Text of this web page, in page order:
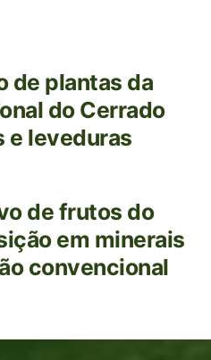
de frutos do
em minerais
convencional
de plantas da
do Cerrado
e leveduras